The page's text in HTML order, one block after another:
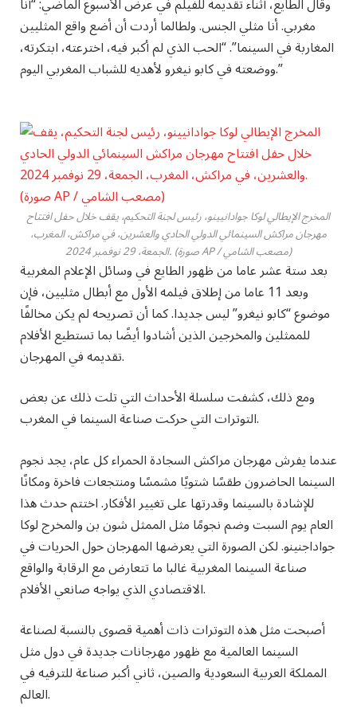
مغربي. أنا مثلي الجنس. ولطالما أردت أن أضع واقع المثليين
المغاربة في السينما”. “الحب الذي لم أكبر فيه، اخترعته، ابتكرته،
ووضعته في كابو نيغرو لأهديه للشباب المغربي اليوم.”
المخرج الإيطالي لوكا جوادانيينو، رئيس لجنة التحكيم، يقف خلال حفل افتتاح
مهرجان مراكش السينمائي الدولي الحادي والعشرين، في مراكش، المغرب،
الجمعة، 29 نوفمبر 2024. (صورة AP / مصعب الشامي)
بعد ستة عشر عاما من ظهور الطايع في وسائل الإعلام المغربية
وبعد 11 عاما من إطلاق فيلمه الأول مع أبطال مثليين، فإن
موضوع “كابو نيغرو” ليس جديدا. كما أن تصريحه لم يكن مخالفًا
للممثلين والمخرجين الذين أشادوا أيضًا بما تستطيع الأفلام
تقديمه في المهرجان.
ومع ذلك، كشفت سلسلة الأحداث التي تلت ذلك عن بعض
التوترات التي حركت صناعة السينما في المغرب.
عندما يفرش مهرجان مراكش السجادة الحمراء كل عام، يجد نجوم
السينما الحاضرون طقسًا شتويًا مشمسًا ومنتجعات فاخرة ومكانًا
للإشادة بالسينما وقدرتها على تغيير الأفكار. اختتم حدث هذا
العام يوم السبت وضم نجومًا مثل الممثل شون بن والمخرج لوكا
جواداجنينو. لكن الصورة التي يعرضها المهرجان حول الحريات في
صناعة السينما المغربية غالبا ما تتعارض مع الرقابة والواقع
الاقتصادي الذي يواجه صانعي الأفلام.
أصبحت مثل هذه التوترات ذات أهمية قصوى بالنسبة لصناعة
السينما العالمية مع ظهور مهرجانات جديدة في دول مثل
المملكة العربية السعودية والصين، ثاني أكبر صناعة للترفيه في
العالم.